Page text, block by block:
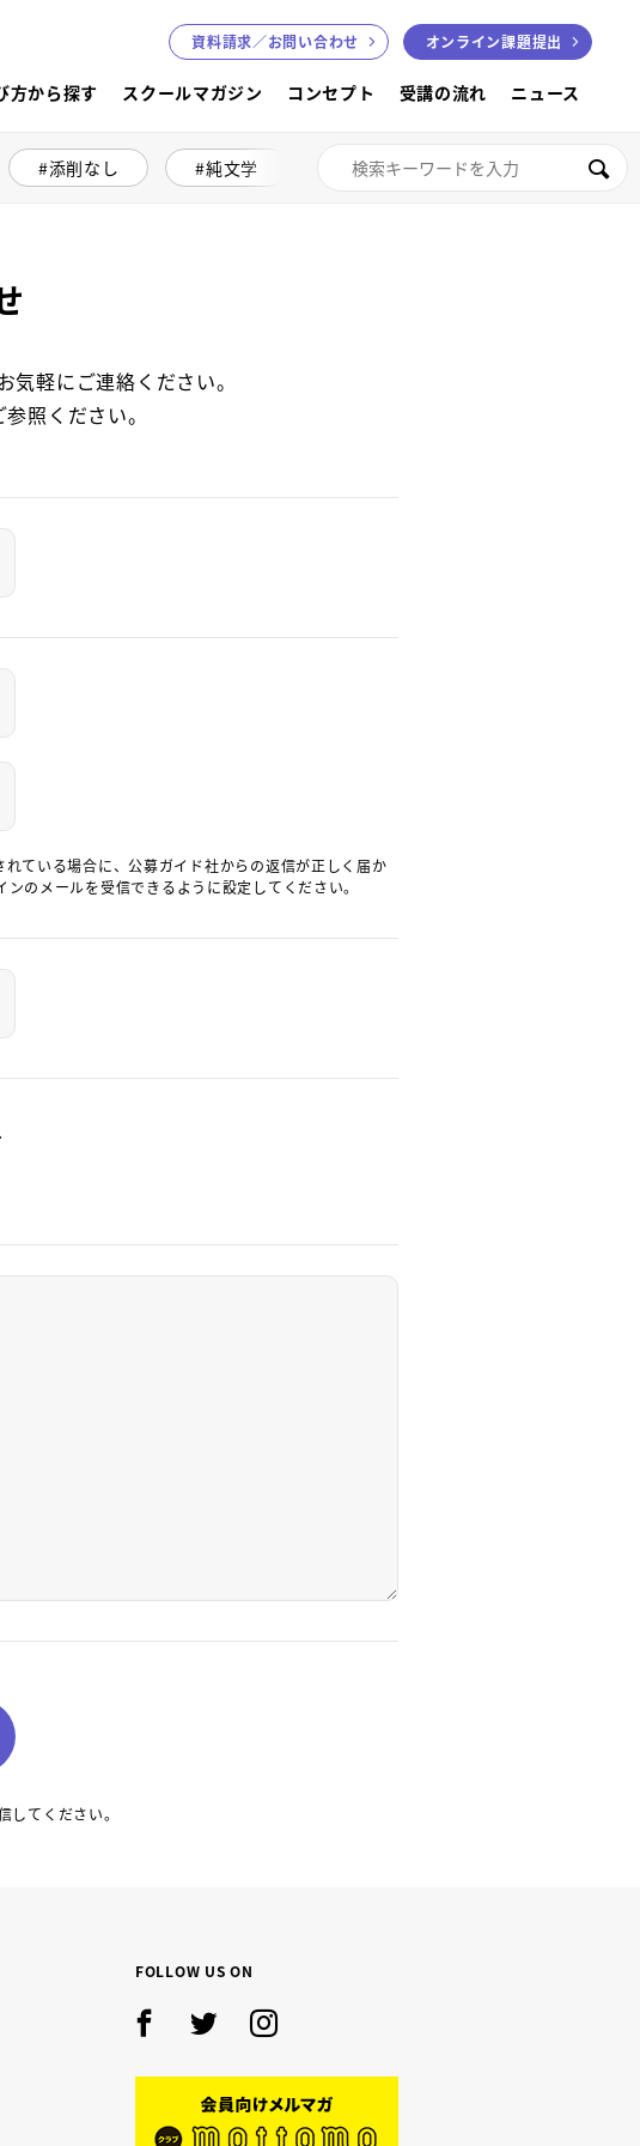
方から探す スクールマガジン コンセプト 受講の流れ ニュース
資料請求／お問い合わせ オンライン課題提出
添削なし 純文学 絵本講座 色鉛筆画
軽にご連絡ください。
参照ください。
ている場合に、公募ガイド社からの返信が正しく届か
のメールを受信できるように設定してください。
してください。
FOLLOW US ON
Facebook
TwitterInstagram